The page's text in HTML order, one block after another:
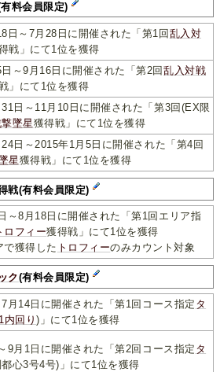
料会員限定)
日～7月28日に開催された「第1回 乱入対
戦」にて1位を獲得
～9月16日に開催された「第2回 乱入対戦
」にて1位を獲得
日～11月10日に開催された「第3回(EX限
撃墜星獲得戦」にて1位を獲得
日～2015年1月5日に開催された「第4回
星獲得戦」にて1位を獲得
戦(有料会員限定)
～8月18日に開催された「第1回エリア指
ロフィー獲得戦」にて1位を獲得
で獲得した トロフィーのみカウント対象
ク(有料会員限定)
月14日に開催された「第1回コース指定 タ
内回り)」にて1位を獲得
9月1日に開催された「第2回コース指定 タ
心3号4号)」にて1位を獲得